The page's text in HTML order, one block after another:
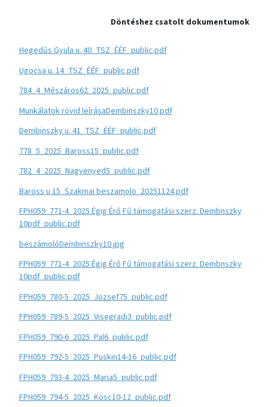
Döntéshez csatolt dokumentumok
Hegedűs Gyula u. 40_TSZ_ÉÉF_public.pdf
Ugocsa u. 14_TSZ_ÉÉF_public.pdf
784_4_Mészáros62_2025_public.pdf
Munkálatok rövid leírásaDembinszky10.pdf
Dembinszky u. 41_TSZ_ÉÉF_public.pdf
778_5_2025_Baross15_public.pdf
782_4_2025_Nagyenyed5_public.pdf
Baross u 15_Szakmai beszamolo_20251124.pdf
FPH059_771-4_2025 Égig Érő Fű támogatási szerz. Dembnszky
10pdf_public.pdf
beszámolóDembinszky10.jpg
FPH059_771-4_2025 Égig Érő Fű támogatási szerz. Dembnszky
10pdf_public.pdf
FPH059_780-5_2025_Jozsef75_public.pdf
FPH059_789-5_2025_Visegradi3_public.pdf
FPH059_790-6_2025_Pal6_public.pdf
FPH059_792-5_2025_Puskin14-16_public.pdf
FPH059_793-4_2025_Maria5_public.pdf
FPH059_794-5_2025_Kosc10-12_public.pdf